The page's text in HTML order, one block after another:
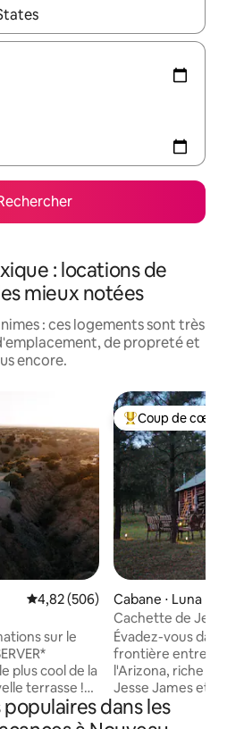
utilisez les flèches vers le
: locations de
mieux notées
: ces logements sont très
de propreté et
encore.
Évaluation moyenne sur la
4,82 (506)
sur le
plus cool de la
hectares privés
juste au
Coups de cœur
Coup de cœur
Cabane ⋅ Luna
Cachette de
chasseurs de
Évadez-vous
frontière entre le
l'Arizona, riche
Jesse James et
ici à la fin des
(Double J)
dans les